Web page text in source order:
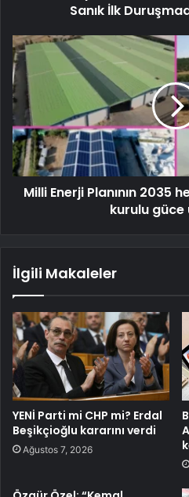
Sanık İlk
Milli Enerji Planının 2035
kurulu güce
İlgili Makaleler
YENİ Parti mi CHP mi? Erdal
Beşikçioğlu kararını verdi
Ağustos 7, 2026